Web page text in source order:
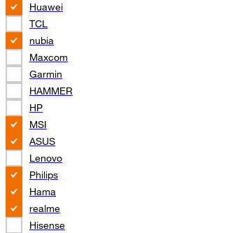
Huawei
TCL
nubia
Maxcom
Garmin
HAMMER
HP
MSI
ASUS
Lenovo
Philips
Hama
realme
Hisense